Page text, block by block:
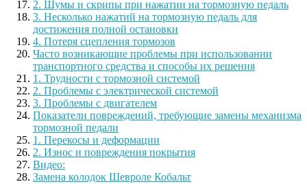
2. Шумы и скрипы при нажатии на тормозную педаль
3. Несколько нажатий на тормозную педаль для
достижения полной остановки
4. Потеря сцепления тормозов
Часто возникающие проблемы при использовании
транспортного средства и способы их решения
1. Трудности с тормозной системой
2. Проблемы с электрической системой
3. Проблемы с двигателем
Показатели повреждений, требующие замены механизма
тормозной педали
1. Перекосы и деформации
2. Износ и повреждения покрытия
Видео:
Замена колодок Шевроле Кобальт